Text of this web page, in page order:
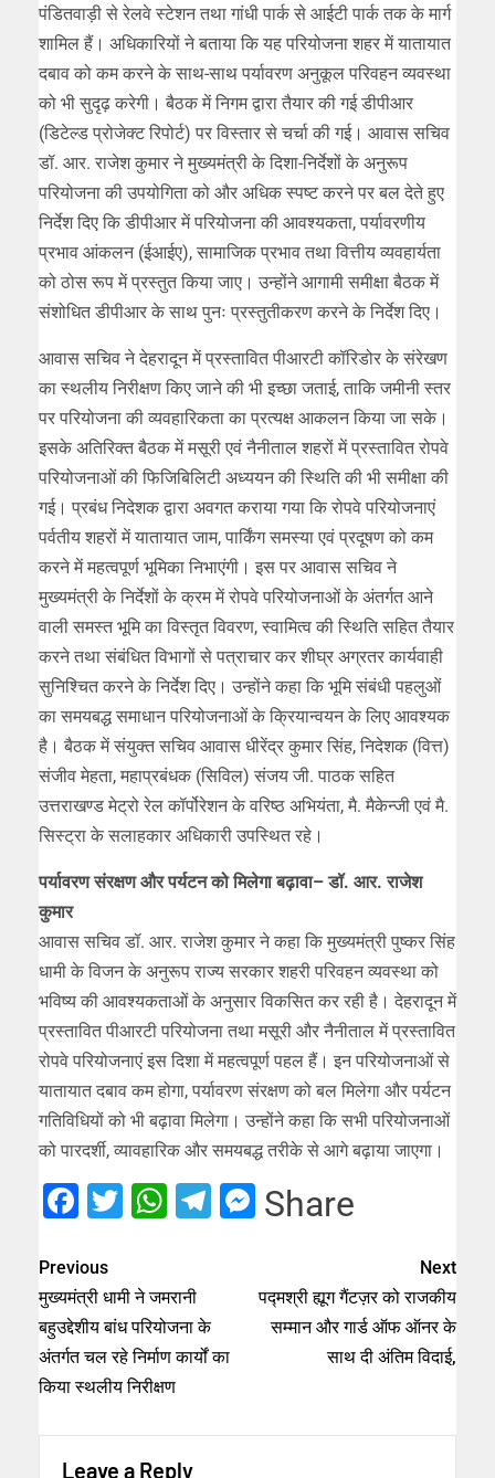
पंडितवाड़ी से रेलवे स्टेशन तथा गांधी पार्क से आईटी पार्क तक के मार्ग
शामिल हैं। अधिकारियों ने बताया कि यह परियोजना शहर में यातायात
दबाव को कम करने के साथ-साथ पर्यावरण अनुकूल परिवहन व्यवस्था
को भी सुदृढ़ करेगी। बैठक में निगम द्वारा तैयार की गई डीपीआर
(डिटेल्ड प्रोजेक्ट रिपोर्ट) पर विस्तार से चर्चा की गई। आवास सचिव
डॉ. आर. राजेश कुमार ने मुख्यमंत्री के दिशा-निर्देशों के अनुरूप
परियोजना की उपयोगिता को और अधिक स्पष्ट करने पर बल देते हुए
निर्देश दिए कि डीपीआर में परियोजना की आवश्यकता, पर्यावरणीय
प्रभाव आंकलन (ईआईए), सामाजिक प्रभाव तथा वित्तीय व्यवहार्यता
को ठोस रूप में प्रस्तुत किया जाए। उन्होंने आगामी समीक्षा बैठक में
संशोधित डीपीआर के साथ पुनः प्रस्तुतीकरण करने के निर्देश दिए।
आवास सचिव ने देहरादून में प्रस्तावित पीआरटी कॉरिडोर के संरेखण
का स्थलीय निरीक्षण किए जाने की भी इच्छा जताई, ताकि जमीनी स्तर
पर परियोजना की व्यवहारिकता का प्रत्यक्ष आकलन किया जा सके।
इसके अतिरिक्त बैठक में मसूरी एवं नैनीताल शहरों में प्रस्तावित रोपवे
परियोजनाओं की फिजिबिलिटी अध्ययन की स्थिति की भी समीक्षा की
गई। प्रबंध निदेशक द्वारा अवगत कराया गया कि रोपवे परियोजनाएं
पर्वतीय शहरों में यातायात जाम, पार्किंग समस्या एवं प्रदूषण को कम
करने में महत्वपूर्ण भूमिका निभाएंगी। इस पर आवास सचिव ने
मुख्यमंत्री के निर्देशों के क्रम में रोपवे परियोजनाओं के अंतर्गत आने
वाली समस्त भूमि का विस्तृत विवरण, स्वामित्व की स्थिति सहित तैयार
करने तथा संबंधित विभागों से पत्राचार कर शीघ्र अग्रतर कार्यवाही
सुनिश्चित करने के निर्देश दिए। उन्होंने कहा कि भूमि संबंधी पहलुओं
का समयबद्ध समाधान परियोजनाओं के क्रियान्वयन के लिए आवश्यक
है। बैठक में संयुक्त सचिव आवास धीरेंद्र कुमार सिंह, निदेशक (वित्त)
संजीव मेहता, महाप्रबंधक (सिविल) संजय जी. पाठक सहित
उत्तराखण्ड मेट्रो रेल कॉर्पोरेशन के वरिष्ठ अभियंता, मै. मैकेन्जी एवं मै.
सिस्ट्रा के सलाहकार अधिकारी उपस्थित रहे।
पर्यावरण संरक्षण और पर्यटन को मिलेगा बढ़ावा– डॉ. आर. राजेश
कुमार
आवास सचिव डॉ. आर. राजेश कुमार ने कहा कि मुख्यमंत्री पुष्कर सिंह
धामी के विजन के अनुरूप राज्य सरकार शहरी परिवहन व्यवस्था को
भविष्य की आवश्यकताओं के अनुसार विकसित कर रही है। देहरादून में
प्रस्तावित पीआरटी परियोजना तथा मसूरी और नैनीताल में प्रस्तावित
रोपवे परियोजनाएं इस दिशा में महत्वपूर्ण पहल हैं। इन परियोजनाओं से
यातायात दबाव कम होगा, पर्यावरण संरक्षण को बल मिलेगा और पर्यटन
गतिविधियों को भी बढ़ावा मिलेगा। उन्होंने कहा कि सभी परियोजनाओं
को पारदर्शी, व्यावहारिक और समयबद्ध तरीके से आगे बढ़ाया जाएगा।
Facebook
Twitter
WhatsApp
Telegram
Messenger
Share
Previous
मुख्यमंत्री धामी ने जमरानी
बहुउद्देशीय बांध परियोजना के
अंतर्गत चल रहे निर्माण कार्यों का
किया स्थलीय निरीक्षण
Next
पद्मश्री ह्यूग गैंटज़र को राजकीय
सम्मान और गार्ड ऑफ ऑनर के
साथ दी अंतिम विदाई,
Leave a Reply